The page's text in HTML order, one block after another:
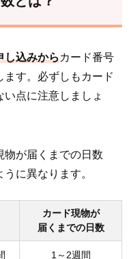
し込みからカード番号
ます。必ずしもカード
点に注意しましょ
物が届くまでの日数
に異なります。
カード現物が
届くまでの日数
1～2週間